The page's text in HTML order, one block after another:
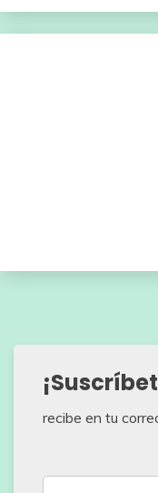
recibe en tu